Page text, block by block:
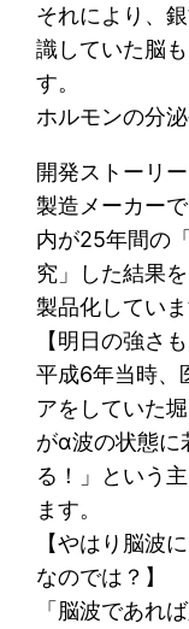
それにより、
識していた脳
す。
ホルモンの分
開発ストーリ
製造メーカー
内が25年間の
究」した結果
製品化していま
【明日の強さ
平成6年当時、
アをしていた
がα波の状態に
る！」という
ます。
【やはり脳波
なのでは？】
「脳波であれ